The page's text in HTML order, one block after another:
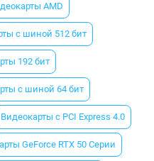
AMD
с шиной 512 бит
192 бит
с шиной 64 бит
Видеокарты с PCI Express 4.0
GeForce RTX 50 Серии